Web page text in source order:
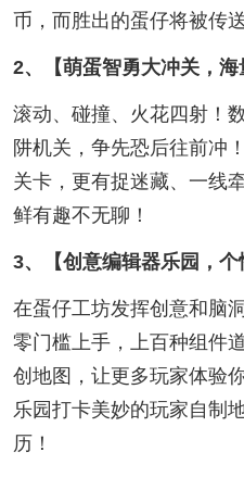
币，而胜出的蛋仔将被传
2、【萌蛋智勇大冲关，海
滚动、碰撞、火花四射！
阱机关，争先恐后往前冲
关卡，更有捉迷藏、一线
鲜有趣不无聊！
3、【创意编辑器乐园，个
在蛋仔工坊发挥创意和脑
零门槛上手，上百种组件
创地图，让更多玩家体验
乐园打卡美妙的玩家自制
历！